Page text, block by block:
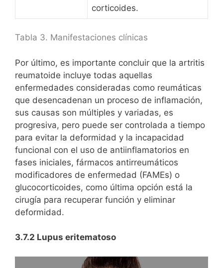
corticoides.
Tabla 3. Manifestaciones clínicas
Por último, es importante concluir que la artritis
reumatoide incluye todas aquellas
enfermedades consideradas como reumáticas
que desencadenan un proceso de inflamación,
sus causas son múltiples y variadas, es
progresiva, pero puede ser controlada a tiempo
para evitar la deformidad y la incapacidad
funcional con el uso de antiinflamatorios en
fases iniciales, fármacos antirreumáticos
modificadores de enfermedad (FAMEs) o
glucocorticoides, como última opción está la
cirugía para recuperar función y eliminar
deformidad.
3.7.2 Lupus eritematoso